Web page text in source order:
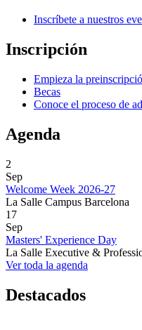
Inscríbete a nuestros
Inscripción
Empieza la
Becas
Conoce el proceso de
Agenda
2
Sep
Welcome Week 2026-27
La Salle Campus Barcelona
17
Sep
Masters' Experience Day
La Salle Executive &
Ver toda la agenda
Destacados